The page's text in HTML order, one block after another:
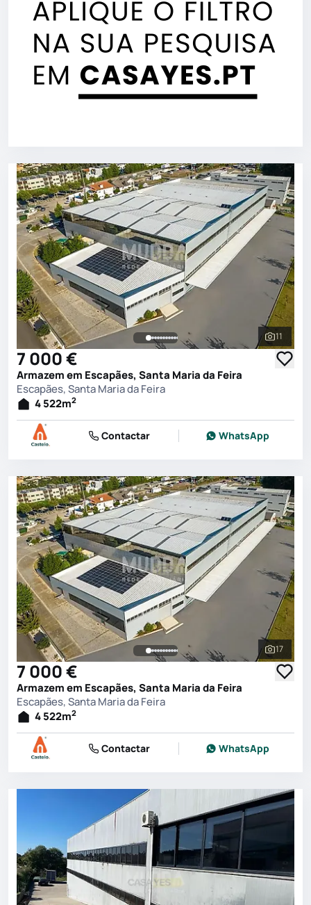
Ver
11
7 000 €
Armazem em Escapães, Santa Maria da Feira
Escapães, Santa Maria da Feira
4 522m2
Contactar WhatsApp
Ver
17
7 000 €
Armazem em Escapães, Santa Maria da Feira
Escapães, Santa Maria da Feira
4 522m2
Contactar WhatsApp